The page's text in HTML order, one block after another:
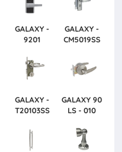
GALAXY -
9201
GALAXY -
CM5019SS
GALAXY -
T20103SS
GALAXY 90
LS - 010